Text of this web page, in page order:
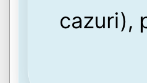
cazuri),